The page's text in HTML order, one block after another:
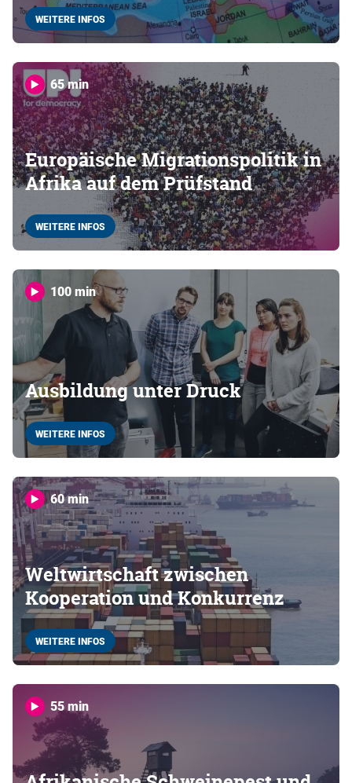
WEITERE INFOS
65 min
Europäische Migrationspolitik in
Afrika auf dem Prüfstand
WEITERE INFOS
100 min
Ausbildung unter Druck
WEITERE INFOS
60 min
Weltwirtschaft zwischen
Kooperation und Konkurrenz
WEITERE INFOS
55 min